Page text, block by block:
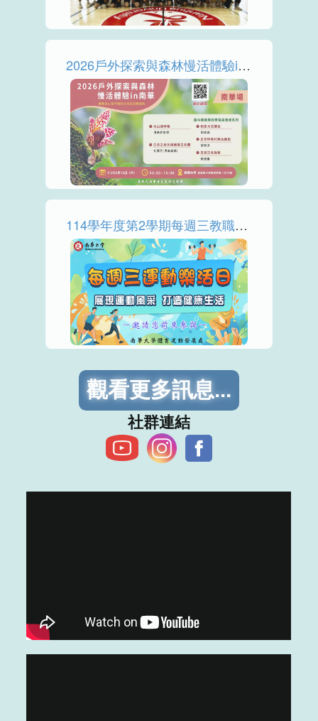
More
2026戶外探索與森林慢活體驗in南華，火速線上報名！！
More
114學年度第2學期每週三教職員生運動樂活日 時程&線上報名
觀看更多訊息...
​社群連結